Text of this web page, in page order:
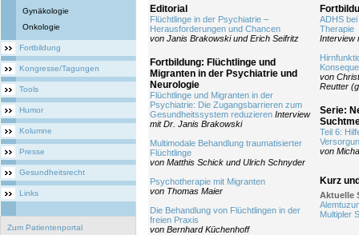
Gynäkologie
Onkologie
Fortbildung
Kongresse/Tagungen
Tools
Humor
Kolumne
Presse
Gesundheitsrecht
Links
Zum Patientenportal
Editorial
Flüchtlinge in der Psychiatrie –
Herausforderungen und Chancen
von Janis Brakowski und Erich Seifritz
Fortbildung: Flüchtlinge und
Migranten in der Psychiatrie und
Neurologie
Flüchtlinge und Migranten in der
Psychiatrie: Die Zugangsbarrieren zum
Gesundheitssystem reduzieren Interview
mit Dr. Janis Brakowski
Multimodale Behandlung traumatisierter
Flüchtlinge
von Matthis Schick und Ulrich Schnyder
Psychotherapie mit Migranten
von Thomas Maier
Die Behandlung von Flüchtlingen in der
freien Praxis
von Bernhard Küchenhoff
ADHS
Therapie
Interview
von
Reutter
Serie:
Teil 6:
von
Kurz
Aktuelle
Multipler